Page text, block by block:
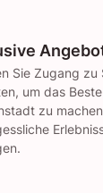
Sie Zugang
um das
zu